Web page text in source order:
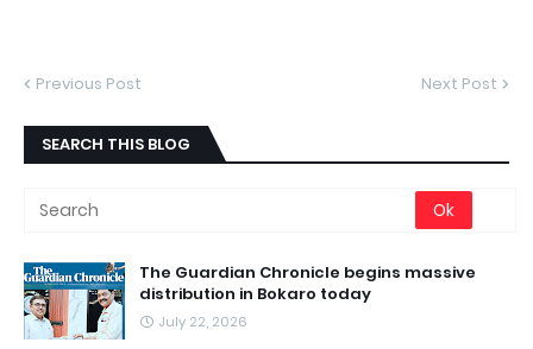
Previous Post Next Post
SEARCH THIS BLOG
The Guardian Chronicle begins massive
distribution in Bokaro today
July 22, 2026